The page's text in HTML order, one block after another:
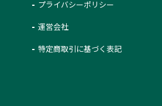
プライバシーポリシー
運営会社
特定商取引に基づく表記